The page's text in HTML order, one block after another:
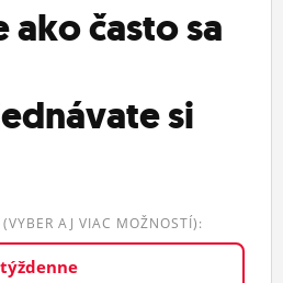
často sa
si
AJ VIAC MOŽNOSTÍ):